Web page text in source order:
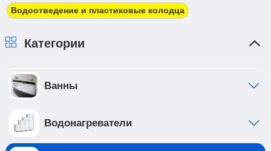
Водоотведение и пластиковые колодца
Категории
Ванны
Водонагреватели